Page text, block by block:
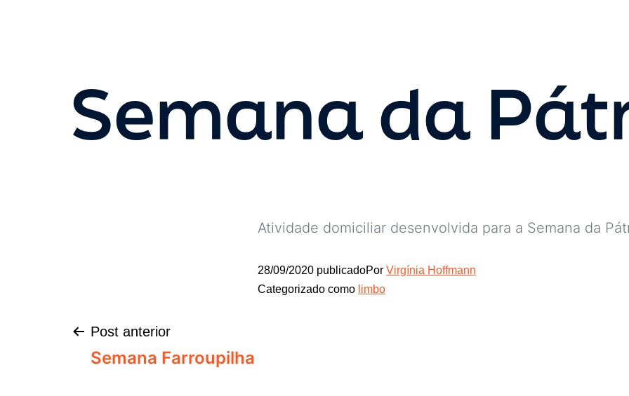
Semana da
Atividade domiciliar desenvolvida para a Semana da
28/09/2020 publicadoPor Virgínia Hoffmann
Categorizado como limbo
Post anterior
Semana Farroupilha